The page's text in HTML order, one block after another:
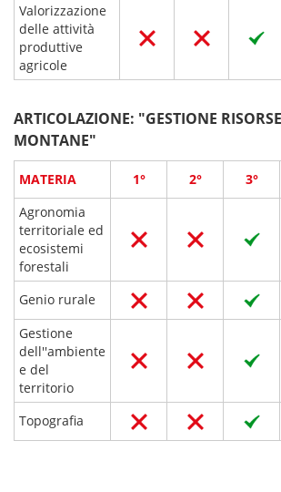
Valorizzazione
delle attività
produttive
agricole
ARTICOLAZIONE: "GESTIONE
MONTANE"
MATERIA 1° 2° 3°
Agronomia
territoriale ed
ecosistemi
forestali
Genio rurale
Gestione
dell''ambiente
e del
territorio
Topografia